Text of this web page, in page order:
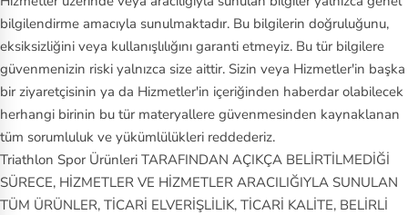
bilgilendirme amacıyla sunulmaktadır. Bu bilgilerin doğruluğunu,
eksiksizliğini veya kullanışlılığını garanti etmeyiz. Bu tür bilgilere
güvenmenizin riski yalnızca size aittir. Sizin veya Hizmetler'in başka
bir ziyaretçisinin ya da Hizmetler'in içeriğinden haberdar olabilecek
herhangi birinin bu tür materyallere güvenmesinden kaynaklanan
tüm sorumluluk ve yükümlülükleri reddederiz.
Triathlon Spor Ürünleri TARAFINDAN AÇIKÇA BELİRTİLMEDİĞİ
SÜRECE, HİZMETLER VE HİZMETLER ARACILIĞIYLA SUNULAN
TÜM ÜRÜNLER, TİCARİ ELVERİŞLİLİK, TİCARİ KALİTE, BELİRLİ